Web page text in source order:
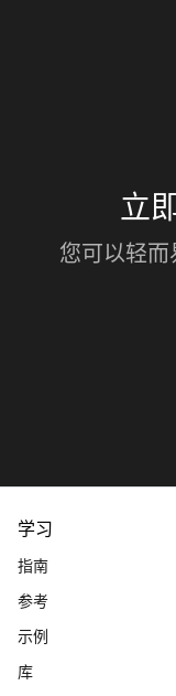
立
您可以轻
学习
指南
参考
示例
库